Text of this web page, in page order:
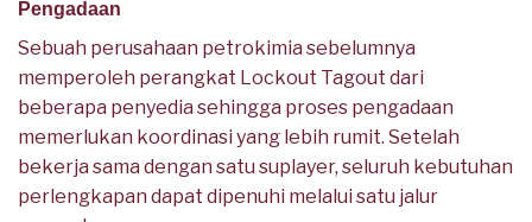
Pengadaan
Sebuah perusahaan petrokimia sebelumnya
memperoleh perangkat Lockout Tagout dari
beberapa penyedia sehingga proses pengadaan
memerlukan koordinasi yang lebih rumit. Setelah
bekerja sama dengan satu suplayer, seluruh kebutuhan
perlengkapan dapat dipenuhi melalui satu jalur